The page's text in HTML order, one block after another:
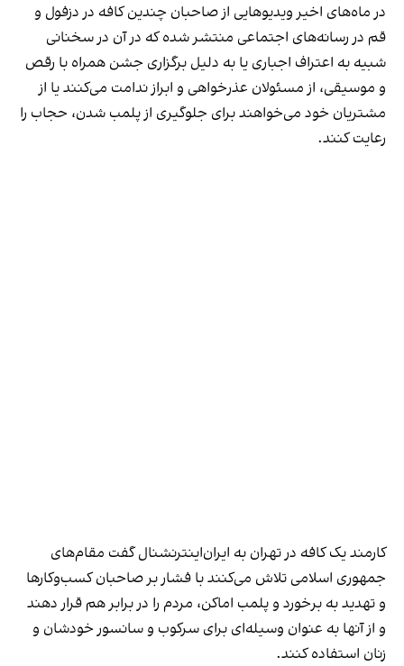
در ماه‌های اخیر ویدیوهایی از صاحبان چندین کافه در دزفول و
قم در رسانه‌های اجتماعی منتشر شده که در آن در سخنانی
شبیه به اعتراف اجباری یا به دلیل برگزاری جشن همراه با رقص
و موسیقی، از مسئولان عذرخواهی و ابراز ندامت می‌کنند یا از
مشتریان خود می‌خواهند برای جلوگیری از پلمب شدن، حجاب را
رعایت کنند.
کارمند یک کافه در تهران به ایران‌اینترنشنال گفت مقام‌های
جمهوری اسلامی تلاش می‌کنند با فشار بر صاحبان کسب‌وکارها
و تهدید به برخورد و پلمب اماکن، مردم را در برابر هم قرار دهند
و از آنها به عنوان وسیله‌ای برای سرکوب و سانسور خودشان و
زنان استفاده کنند.